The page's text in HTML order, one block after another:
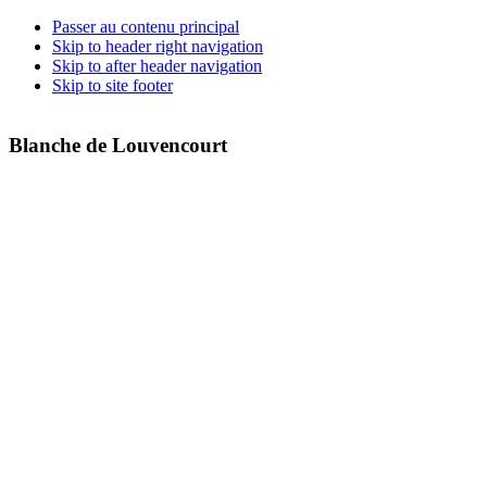
Passer au contenu principal
Skip to header right navigation
Skip to after header navigation
Skip to site footer
Blanche de Louvencourt